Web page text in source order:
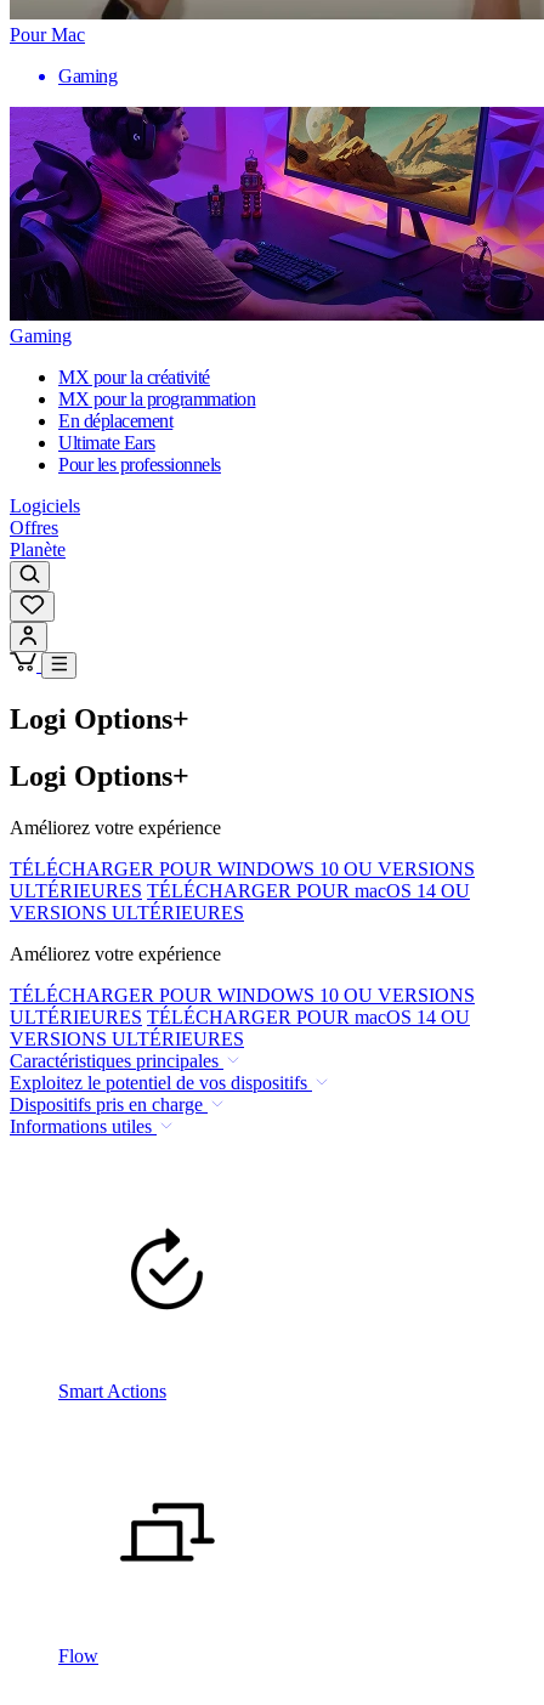
Pour Mac
Gaming
Gaming
MX pour la créativité
MX pour la programmation
En déplacement
Ultimate Ears
Pour les professionnels
Logiciels
Offres
Planète
Logi Options+
Logi Options+
Améliorez votre expérience
TÉLÉCHARGER POUR WINDOWS 10 OU VERSIONS
ULTÉRIEURES TÉLÉCHARGER POUR macOS 14 OU
VERSIONS ULTÉRIEURES
Améliorez votre expérience
TÉLÉCHARGER POUR WINDOWS 10 OU VERSIONS
ULTÉRIEURES TÉLÉCHARGER POUR macOS 14 OU
VERSIONS ULTÉRIEURES
Caractéristiques principales
Exploitez le potentiel de vos dispositifs
Dispositifs pris en charge
Informations utiles
Smart Actions
Flow